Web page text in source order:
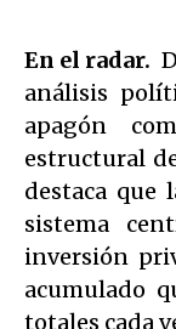
En el radar.
análisis
apagón
estructural
destaca que
sistema
inversión
acumulado
totales cada